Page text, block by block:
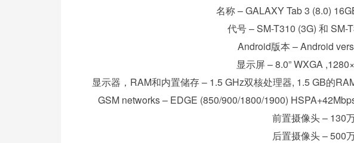
名称 – GALAXY Tab 3 (8.0)
代号 – SM-T310 (3G) 和 SM-
Android版本 – Android
显示屏 – 8.0” WXGA
显示器，RAM和内置储存 – 1.5 GHz双核处理器, 1.5 GB的
GSM networks – EDGE (850/900/1800/1900)
前置摄像头 – 130
后置摄像头 – 500